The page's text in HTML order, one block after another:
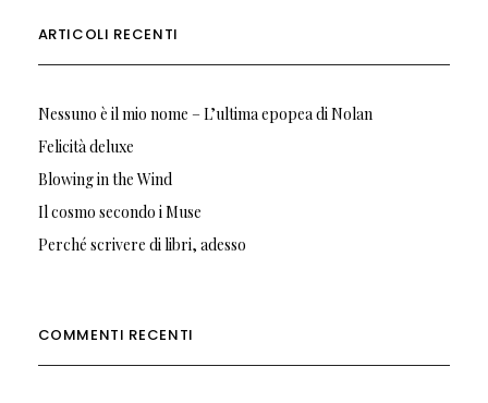
ARTICOLI RECENTI
Nessuno è il mio nome – L’ultima epopea di Nolan
Felicità deluxe
Blowing in the Wind
Il cosmo secondo i Muse
Perché scrivere di libri, adesso
COMMENTI RECENTI